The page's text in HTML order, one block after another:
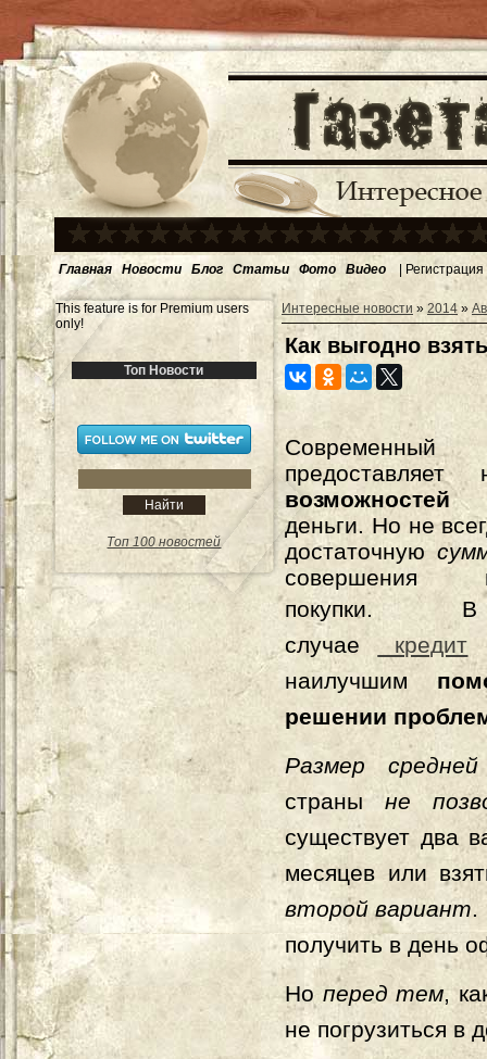
Главная Новости Блог Статьи Фото Видео | Регистрация
This feature is for Premium users
only!
Топ Новости
Топ 100 новостей
Интересные новости » 2014 »
Как выгодно
предоставляет
деньги. Но не
достаточную
совершения
покупки.
случае
кредит
наилучшим
решении
Размер
страныне
существует два
месяцев или
второй вариант.
получить в день
Но перед тем,
не погрузиться в